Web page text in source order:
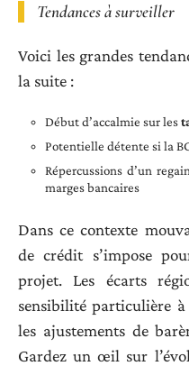
Tendances à surveiller
Voici les grandes
la suite :
Début d’accalmie sur les
Potentielle détente si la
Répercussions d’un
marges bancaires
Dans ce contexte
de crédit s’impose
projet. Les écarts
sensibilité particulière
les ajustements de
Gardez un œil sur